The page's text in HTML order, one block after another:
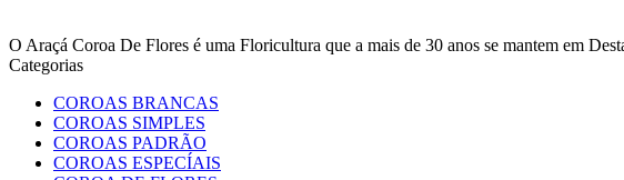
O Araçá Coroa De Flores é uma Floricultura que a mais de 30 anos se mantem em
Categorias
COROAS BRANCAS
COROAS SIMPLES
COROAS PADRÃO
COROAS ESPECÍAIS